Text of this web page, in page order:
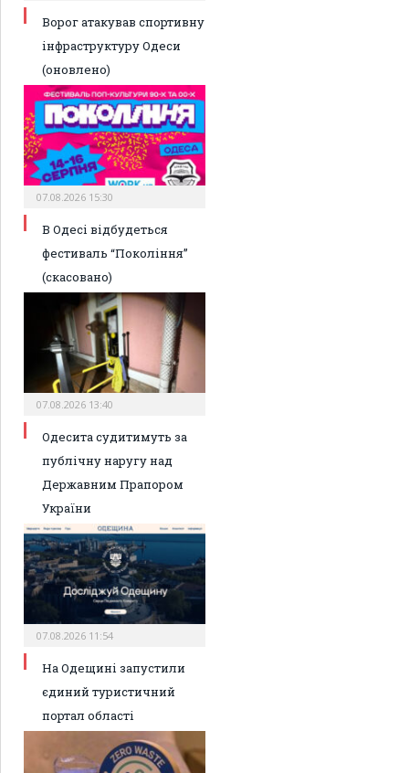
Ворог атакував спортивну
інфраструктуру Одеси
(оновлено)
07.08.2026 15:30
В Одесі відбудеться
фестиваль “Покоління”
(скасовано)
07.08.2026 13:40
Одесита судитимуть за
публічну наругу над
Державним Прапором
України
07.08.2026 11:54
На Одещині запустили
єдиний туристичний
портал області